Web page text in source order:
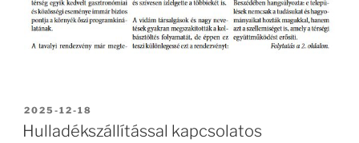
BEKÜLDVE:
2025-12-18
Hulladékszállítással kapcsolatos